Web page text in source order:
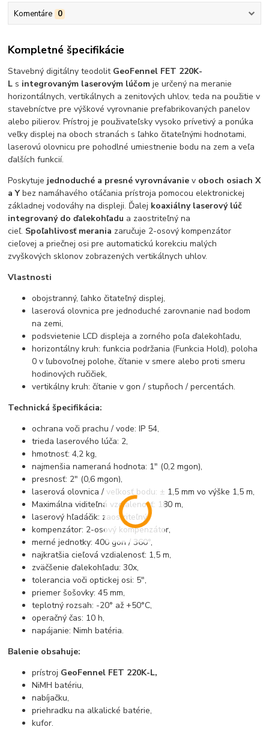
Komentáre 0
Kompletné špecifikácie
Stavebný digitálny teodolit GeoFennel FET 220K-
L s integrovaným laserovým lúčomje určený na meranie
horizontálnych, vertikálnych a zenitových uhlov, teda na použitie v
stavebníctve pre výškové vyrovnanie prefabrikovaných panelov
alebo pilierov. Prístroj je použivateľsky vysoko prívetivý a ponúka
veľky displej na oboch stranách s ľahko čitateľnými hodnotami,
laserovú olovnicu pre pohodlné umiestnenie bodu na zem a veľa
ďalších funkcií.
Poskytuje jednoduché a presné vyrovnávaniev oboch osiach X
a Ybez namáhavého otáčania prístroja pomocou elektronickej
základnej vodováhy na displeji. Ďalej koaxiálny laserový lúč
integrovaný do ďalekohľadu a zaostriteľný na
cieľ. Spoľahlivosť merania zaručuje 2-osový kompenzátor
cieľovej a priečnej osi pre automatickú korekciu malých
zvyškových sklonov zobrazených vertikálnych uhlov.
Vlastnosti
obojstranný, ľahko čitateľný displej,
laserová olovnica pre jednoduché zarovnanie nad bodom
na zemi,
podsvietenie LCD displeja a zorného poľa ďalekohľadu,
horizontálny kruh: funkcia podržania (Funkcia Hold), poloha
0 v ľubovoľnej polohe, čítanie v smere alebo proti smeru
hodinových ručičiek,
vertikálny kruh: čítanie v gon / stupňoch / percentách.
Technická špecifikácia:
ochrana voči prachu / vode: IP 54,
trieda laserového lúča: 2,
hmotnosť: 4,2 kg,
najmenšia nameraná hodnota: 1" (0,2 mgon),
presnosť: 2" (0,6 mgon),
laserová olovnica / veľkosť bodu: ± 1,5 mm vo výške 1,5 m,
Maximálna viditeľná vzdialenosť: 180 m,
laserový hľadáčik: zaostriteľný,
kompenzátor: 2-osový kompenzátor,
merné jednotky: 400 gon / 360°,
najkratšia cieľová vzdialenosť: 1,5 m,
zväčšenie ďalekohľadu: 30x,
tolerancia voči optickej osi: 5",
priemer šošovky: 45 mm,
teplotný rozsah: -20° až +50°C,
operačný čas: 10 h,
napájanie: Nimh batéria.
Balenie obsahuje:
prístroj GeoFennel FET 220K-L,
NiMH batériu,
nabíjačku,
priehradku na alkalické batérie,
kufor.